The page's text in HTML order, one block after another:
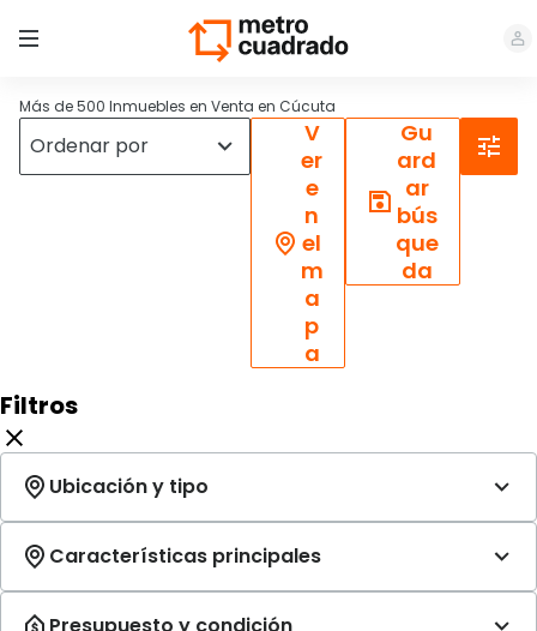
Más de 500 Inmuebles en Venta en Cúcuta
V
er
e
n
el
m
a
p
a
Gu
ard
ar
bús
que
da
Filtros